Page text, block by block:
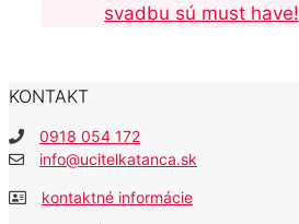
svadbu sú must have!
KONTAKT
0918 054 172
info@ucitelkatanca.sk
kontaktné informácie